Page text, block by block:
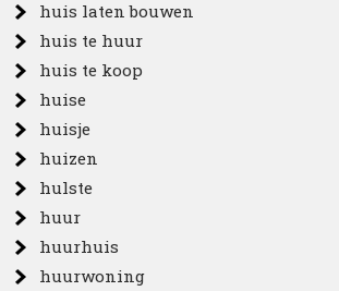
huis laten bouwen
huis te huur
huis te koop
huise
huisje
huizen
hulste
huur
huurhuis
huurwoning